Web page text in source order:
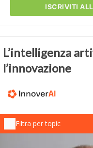
ISCRIVITI
L’intelligenza
l’innovazione
Filtra per topic